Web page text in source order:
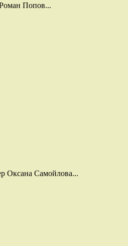
Попов...
Оксана Самойлова...